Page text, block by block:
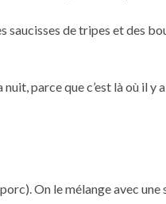
saucisses de tripes et des
parce que c’est là où il y
On le mélange avec